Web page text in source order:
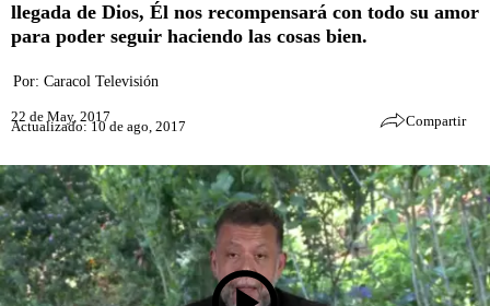
llegada de Dios, Él nos recompensará con todo su amor
para poder seguir haciendo las cosas bien.
Por: Caracol Televisión
22 de May, 2017
Actualizado: 10 de ago, 2017 Compartir